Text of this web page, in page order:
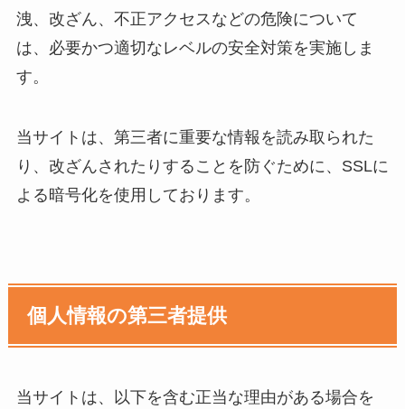
洩、改ざん、不正アクセスなどの危険について
は、必要かつ適切なレベルの安全対策を実施しま
す。
当サイトは、第三者に重要な情報を読み取られた
り、改ざんされたりすることを防ぐために、SSLに
よる暗号化を使用しております。
個人情報の第三者提供
当サイトは、以下を含む正当な理由がある場合を